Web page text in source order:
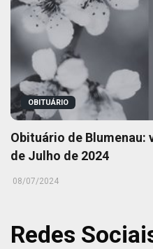
OBITUÁRIO
Obituário de Blumenau:
de Julho de 2024
08/07/2024
Redes